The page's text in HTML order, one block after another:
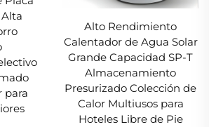
para
Alto Rendimiento
Calentador de Agua Solar
Grande Capacidad SP-T
Almacenamiento
Presurizado Colección de
Calor Multiusos para
Hoteles Libre de Pie